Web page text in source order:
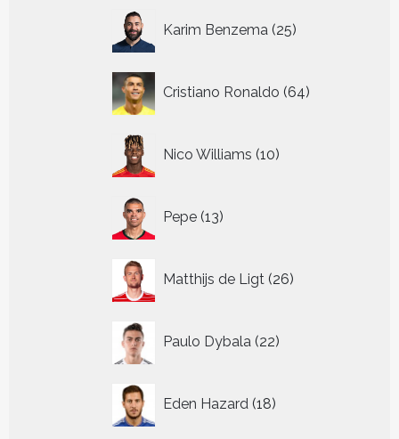
Karim Benzema 25
producten
Cristiano Ronaldo 64
producten
Nico Williams 10
producten
Pepe 13
producten
Matthijs de Ligt 26
producten
Paulo Dybala 22
producten
Eden Hazard 18
producten